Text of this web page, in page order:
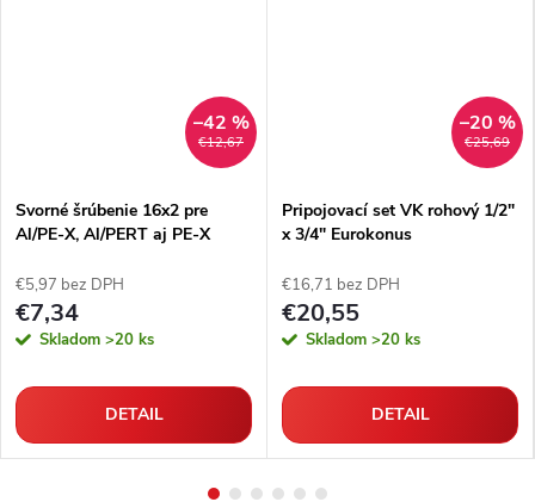
€12,67
–42 %
Svorné šrúbenie 16x2 pre
Al/PE-X, Al/PERT aj PE-X
€5,97 bez DPH
€7,34
Skladom >20 ks
DETAIL
€25,69
–20 %
Pripojovací set VK rohový 1/2"
x 3/4" Eurokonus
€16,71 bez DPH
€20,55
Skladom >20 ks
DETAIL